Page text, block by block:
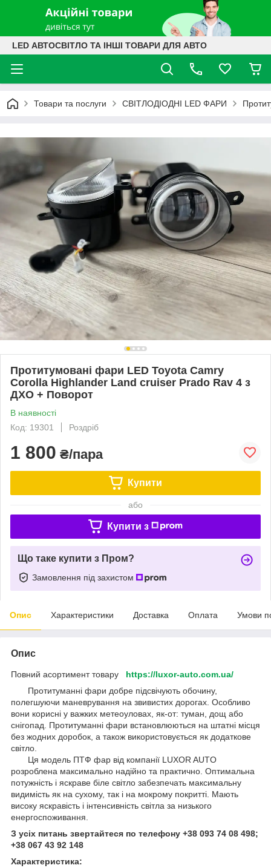
LED АВТОСВІТЛО ТА ІНШІ ТОВАРИ ДЛЯ АВТО
Товари та послуги СВІТЛОДІОДНІ LED ФАРИ
Протитумовані фари LED Toyota Camry
Corolla Highlander Land cruiser Prado Rav 4 з
ДХО + Поворот
В наявності
Код: 19301
Роздріб
1 800 ₴/пара
Купити
або
Купити з
Що таке купити з Пром?
Замовлення під захистом
Опис Характеристики Доставка Оплата Умови
Опис
Повний асортимент товару https://luxor-auto.com.ua/
Протитуманні фари добре підсвічують обочину,
полегшуючи маневрування на звивистих дорогах. Особливо
вони корисні у важких метеоуловах, як-от: туман, дощ або
снігопад. Протитуманні фари встановлюються на штатні місця
без жодних доробок, а також використовується як додаткове
світло.
Ця модель ПТФ фар від компанії LUXOR AUTO
розроблена максимально надійно та практично. Оптимальна
потужність і яскраве біле світло забезпечать максимальну
видимість як на сухому, так і на мокрому покритті. Мають
високу яскравість і інтенсивність світла за низького
енергоспоживання.
З усіх питань звертайтеся по телефону +38 093 74 08 498;
+38 067 43 92 148
Характеристика: